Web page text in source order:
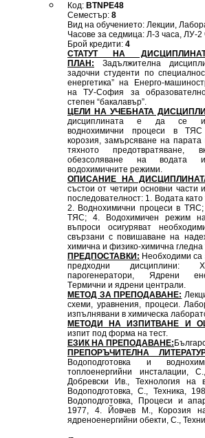
Код: BTNPE48
Семестър: 8
Вид на обучението: Лекции,
Часове за седмица: Л-3 часа, ЛУ-2
Брой кредити: 4
СТАТУТ НА
ПЛАН: Задължителна
задочни студенти по
енергетика” на Енерго-
на ТУ-София за
степен “бакалавър”.
ЦЕЛИ НА УЧЕБНАТА
дисциплината е да се
воднохимични процеси в ТЯС
корозия, замърсяване на
тяхното предотвратяване,
обезсоляване на водата
водохимичните режими.
ОПИСАНИЕ НА
състои от четири основни части
последователност: 1. Водата
2. Воднохимични процеси в ТЯС;
ТЯС; 4. Водохимичен режим
въпроси осигуряват
свързани с повишаване на
химична и физико-химична гледна
ПРЕДПОСТАВКИ: Необходими са
предходни дисциплини:
парогенератори, Ядрени
Tермични и ядрени централи.
МЕТОД ЗА ПРЕПОДАВАНЕ:
схеми, уравнения, процеси.
изпълнявани в химическа
МЕТОДИ НА ИЗПИТВАНЕ И
изпит под форма на тест.
ЕЗИК НА ПРЕПОДАВАНЕ:
ПРЕПОРЪЧИТЕЛНА
Водоподготовка и
топлоенергийни инсталации,
Добревски Ив., Технология на
Водоподготовка, С., Техника,
Водоподготовка, Процеси и
1977, 4. Йовчев М., Корозия
ядреноенергийни обекти, С.,